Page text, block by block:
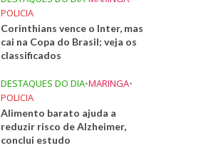
POLICIA
Corinthians vence o Inter, mas
cai na Copa do Brasil; veja os
classificados
DESTAQUES DO DIA•MARINGA•
POLICIA
Alimento barato ajuda a
reduzir risco de Alzheimer,
conclui estudo